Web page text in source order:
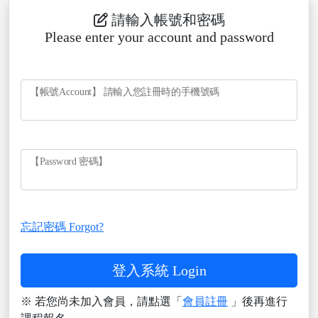
請輸入帳號和密碼
Please enter your account and password
【帳號Account】 請輸入您註冊時的手機號碼
【Password 密碼】
忘記密碼 Forgot?
登入系統 Login
※ 若您尚未加入會員，請點選「 會員註冊 」後再進行